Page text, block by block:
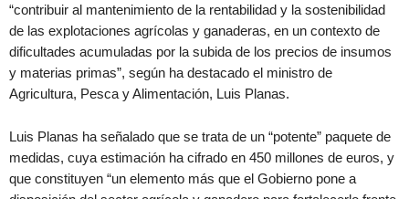
“contribuir al mantenimiento de la rentabilidad y la sostenibilidad
de las explotaciones agrícolas y ganaderas, en un contexto de
dificultades acumuladas por la subida de los precios de insumos
y materias primas”, según ha destacado el ministro de
Agricultura, Pesca y Alimentación, Luis Planas.
Luis Planas ha señalado que se trata de un “potente” paquete de
medidas, cuya estimación ha cifrado en 450 millones de euros, y
que constituyen “un elemento más que el Gobierno pone a